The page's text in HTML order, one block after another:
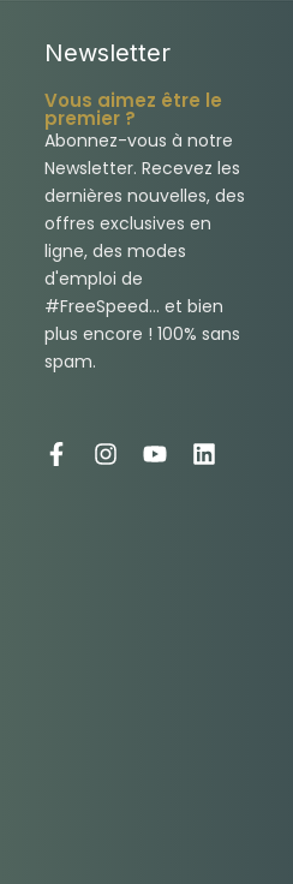
Newsletter
Vous aimez être le
premier ?
Abonnez-vous à notre
Newsletter. Recevez les
dernières nouvelles, des
offres exclusives en
ligne, des modes
d'emploi de
#FreeSpeed... et bien
plus encore ! 100% sans
spam.
F
I
Y
L